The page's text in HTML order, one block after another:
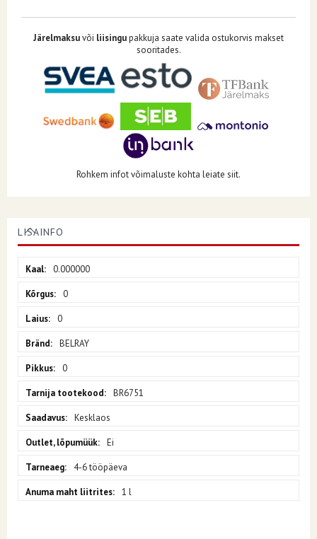
Järelmaksuvõi liisingupakkuja saate valida ostukorvis makset
sooritades.
Rohkem infot võimaluste kohta leiate siit.
LISAINFO
0.000000
0
0
BELRAY
0
BR6751
Kesklaos
Ei
4-6 tööpäeva
1 l